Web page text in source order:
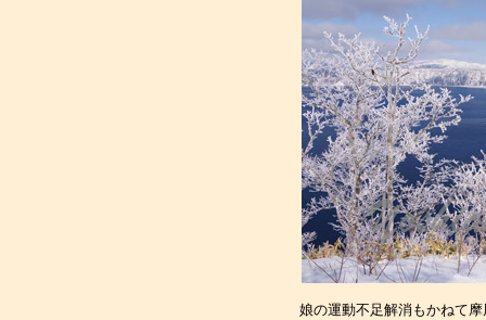
娘の運動不足解消もかねて